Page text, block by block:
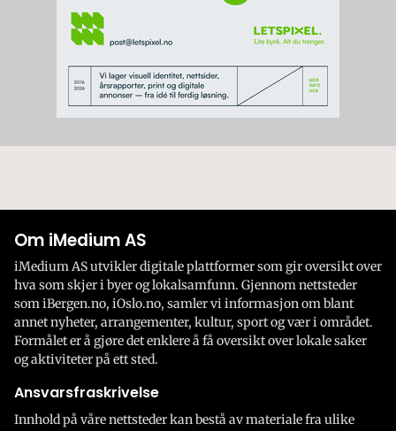
Om iMedium AS
iMedium AS utvikler digitale plattformer som gir oversikt over
hva som skjer i byer og lokalsamfunn. Gjennom nettsteder
som iBergen.no, iOslo.no, samler vi informasjon om blant
annet nyheter, arrangementer, kultur, sport og vær i området.
Formålet er å gjøre det enklere å få oversikt over lokale saker
og aktiviteter på ett sted.
Ansvarsfraskrivelse
Innhold på våre nettsteder kan bestå av materiale fra ulike